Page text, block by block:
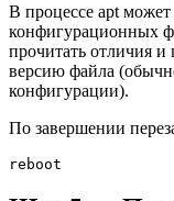
В процессе apt
конфигурационных
прочитать отличия
версию файла
конфигурации).
По завершении
reboot